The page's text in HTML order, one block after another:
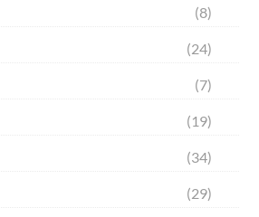
(8)
(24)
(7)
(19)
(34)
(29)